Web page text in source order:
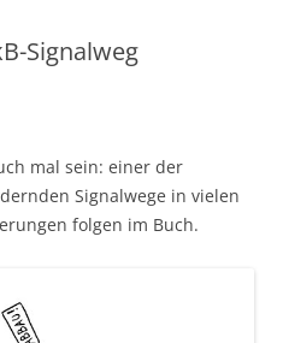
Signalweg
mal sein: einer der
Signalwege in vielen
folgen im Buch.